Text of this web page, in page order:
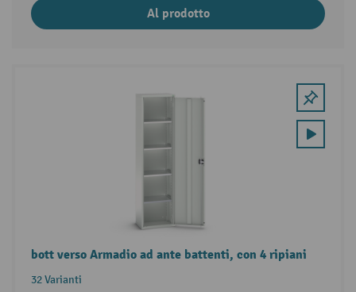
Al prodotto
bott verso Armadio ad ante battenti, con 4 ripiani
32 Varianti